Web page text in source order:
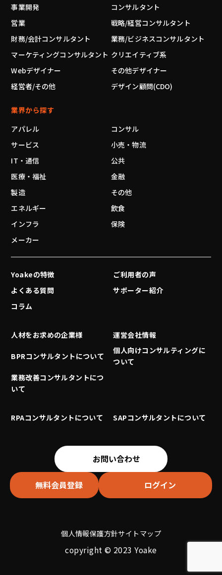
事業開発
コンサルタント
営業
戦略/経営コンサルタント
財務/会計コンサルタント
業務/ビジネスコンサルタント
マーケティングコンサルタント クリエイティブ系
Webデザイナー
その他デザイナー
経営者/その他
デザイン顧問(CDO)
業界から探す
アパレル
コンサル
サービス
小売・物流
IT・通信
公共
医療・福祉
金融
製造
その他
エネルギー
飲食
インフラ
保険
メーカー
Yoakeの特徴
ご利用者の声
よくある質問
サポーター紹介
コラム
人材をお求めの企業様 運営会社情報
BPRコンサルタントについて
個人向けコンサルティングに
ついて
業務改善コンサルタントにつ
いて
RPAコンサルタントについて SAPコンサルタントについて
お問い合わせ
無料会員登録 ログイン
個人情報保護方針サイトマップ
copyright © 2023 Yoake